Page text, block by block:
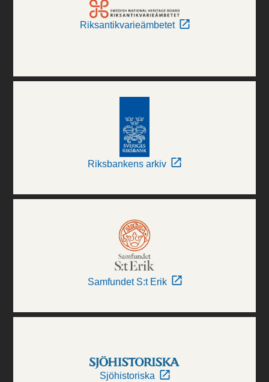
Riksantikvarieämbetet
Riksbankens arkiv
Samfundet S:t Erik
Sjöhistoriska